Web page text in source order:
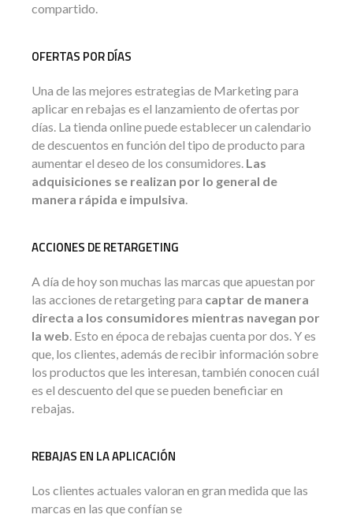
compartido.
OFERTAS POR DÍAS
Una de las mejores estrategias de Marketing para
aplicar en rebajas es el lanzamiento de ofertas por
días. La tienda online puede establecer un calendario
de descuentos en función del tipo de producto para
aumentar el deseo de los consumidores. Las
adquisiciones se realizan por lo general de
manera rápida e impulsiva.
ACCIONES DE RETARGETING
A día de hoy son muchas las marcas que apuestan por
las acciones de retargeting para captar de manera
directa a los consumidores mientras navegan por
la web. Esto en época de rebajas cuenta por dos. Y es
que, los clientes, además de recibir información sobre
los productos que les interesan, también conocen cuál
es el descuento del que se pueden beneficiar en
rebajas.
REBAJAS EN LA APLICACIÓN
Los clientes actuales valoran en gran medida que las
marcas en las que confían se